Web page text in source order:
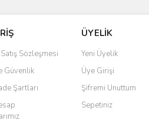
bulunuyor.Sözleşmesi
Güvenlik
Şartları
ÜYELİK
Yeni Üyelik
Üye Girişi
Şifremi Unuttum
Sepetiniz